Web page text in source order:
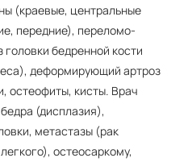
(краевые, центральные
передние), переломо-
бедренной кости
деформирующий артроз
остеофиты, кисты. Врач
(дисплазия),
метастазы (рак
остеосаркому,